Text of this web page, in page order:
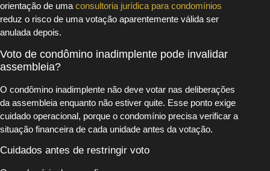
orientação de umaconsultoria jurídica para condomínios
reduz o risco de uma votação aparentemente válida ser
anulada depois.
Voto de condômino inadimplente pode invalidar
assembleia?
O condômino inadimplente não deve votar nas deliberações
da assembleia enquanto não estiver quite. Esse ponto exige
cuidado operacional, porque o condomínio precisa verificar a
situação financeira de cada unidade antes da votação.
Cuidados antes de restringir voto